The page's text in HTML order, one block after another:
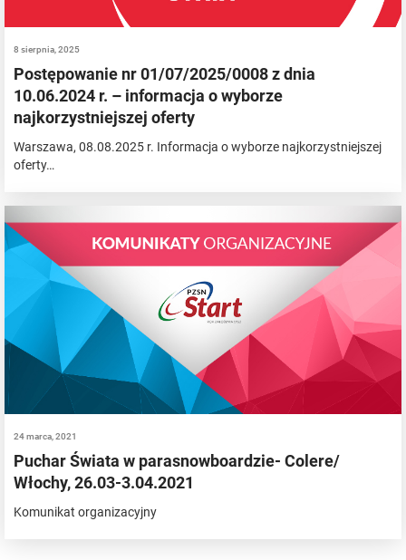
8 sierpnia, 2025
Postępowanie nr 01/07/2025/0008 z dnia
10.06.2024 r. – informacja o wyborze
najkorzystniejszej oferty
Warszawa, 08.08.2025 r. Informacja o wyborze najkorzystniejszej
oferty…
24 marca, 2021
Puchar Świata w parasnowboardzie- Colere/
Włochy, 26.03-3.04.2021
Komunikat organizacyjny